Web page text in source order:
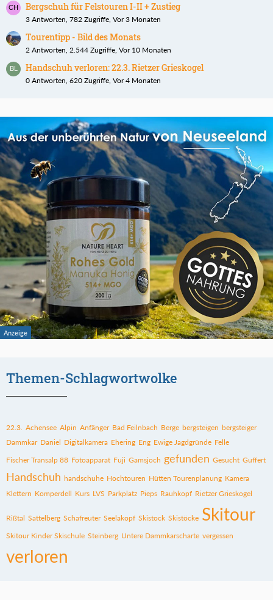
Bergschuh für Felstouren I-II + Zustieg
3 Antworten, 782 Zugriffe, Vor 3 Monaten
Tourentipp - Bild des Monats
2 Antworten, 2.544 Zugriffe, Vor 10 Monaten
Handschuh verloren: 22.3. Rietzer Grieskogel
0 Antworten, 620 Zugriffe, Vor 4 Monaten
Themen-Schlagwortwolke
22.3. Achensee Alpin Anfänger Bad Feilnbach Berge bergsteigen bergsteiger
Dammkar Daniel Digitalkamera Ehering Eng Ewige Jagdgründe Felle
Fischer Transalp 88 Fotoapparat Fuji Gamsjoch gefunden Gesucht Guffert
Handschuh handschuhe Hochtouren Hütten Tourenplanung Kamera
Klettern Komperdell Kurs LVS Parkplatz Pieps Rauhkopf Rietzer Grieskogel
Rißtal Sattelberg Schafreuter Seelakopf Skistock Skistöcke Skitour
Skitour Kinder Skischule Steinberg Untere Dammkarscharte vergessen
verloren